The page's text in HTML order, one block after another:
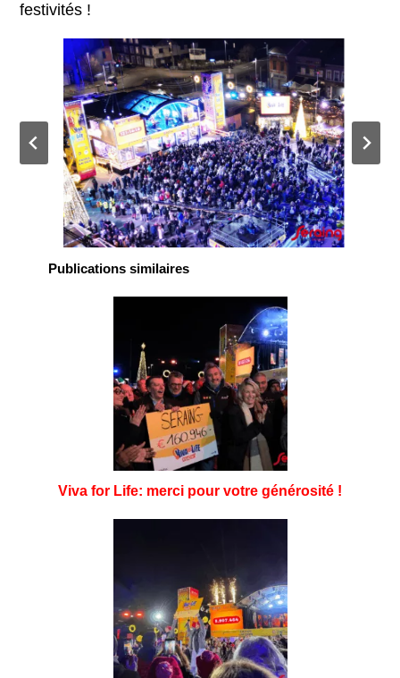
festivités !
Publications similaires
Viva for Life: merci pour votre générosité !